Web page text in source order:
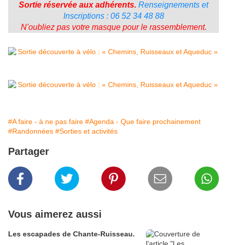
Sortie réservée aux adhérents. Renseignements et
Inscriptions : 06 52 34 48 88
N'oubliez pas votre masque pour le rassemblement.
#A faire - à ne pas faire #Agenda - Que faire prochainement
#Randonnées #Sorties et activités
Partager
Vous aimerez aussi
Les escapades de Chante-Ruisseau.